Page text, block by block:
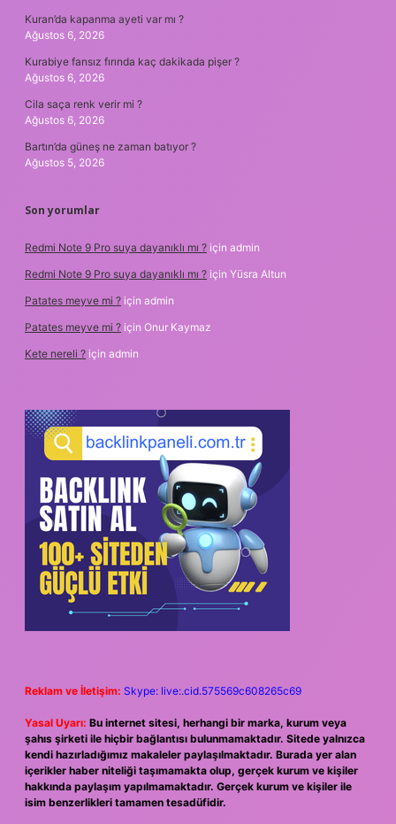
Kuran’da kapanma ayeti var mı ?
Ağustos 6, 2026
Kurabiye fansız fırında kaç dakikada pişer ?
Ağustos 6, 2026
Cila saça renk verir mi ?
Ağustos 6, 2026
Bartın’da güneş ne zaman batıyor ?
Ağustos 5, 2026
Son yorumlar
Redmi Note 9 Pro suya dayanıklı mı ? için admin
Redmi Note 9 Pro suya dayanıklı mı ? için Yüsra Altun
Patates meyve mi ? için admin
Patates meyve mi ? için Onur Kaymaz
Kete nereli ? için admin
Reklam ve İletişim: Skype: live:.cid.575569c608265c69
Yasal Uyarı: Bu internet sitesi, herhangi bir marka, kurum veya
şahıs şirketi ile hiçbir bağlantısı bulunmamaktadır. Sitede yalnızca
kendi hazırladığımız makaleler paylaşılmaktadır. Burada yer alan
içerikler haber niteliği taşımamakta olup, gerçek kurum ve kişiler
hakkında paylaşım yapılmamaktadır. Gerçek kurum ve kişiler ile
isim benzerlikleri tamamen tesadüfidir.